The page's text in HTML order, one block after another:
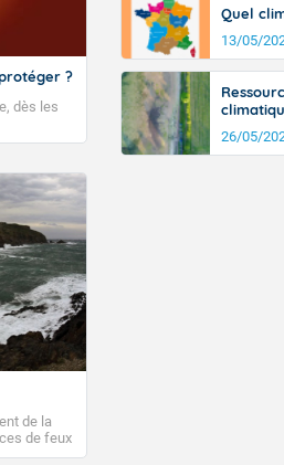
?
dès les
de la
de feux
sont
Quel
13/05/
26/05/